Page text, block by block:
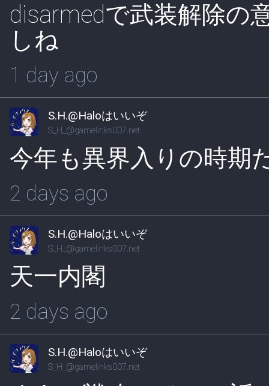
disarmedで武装解除の
しね
1 day ago
S.H.@Haloはいいぞ
S_H_@gamelinks007.net
今年も異界入りの時期
2 days ago
S.H.@Haloはいいぞ
S_H_@gamelinks007.net
天一内閣
2 days ago
S.H.@Haloはいいぞ
S_H_@gamelinks007.net